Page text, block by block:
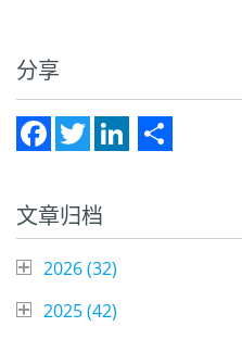
分享
文章归档
2026 (32)
2025 (42)